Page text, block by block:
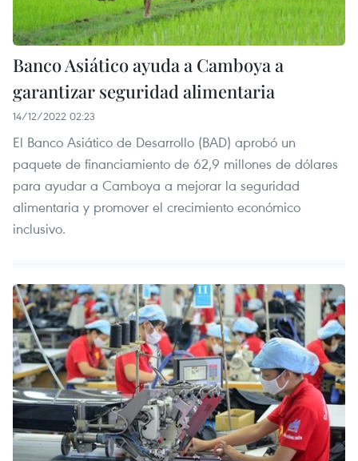
Banco Asiático ayuda a Camboya a
garantizar seguridad alimentaria
14/12/2022 02:23
El Banco Asiático de Desarrollo (BAD) aprobó un
paquete de financiamiento de 62,9 millones de dólares
para ayudar a Camboya a mejorar la seguridad
alimentaria y promover el crecimiento económico
inclusivo.